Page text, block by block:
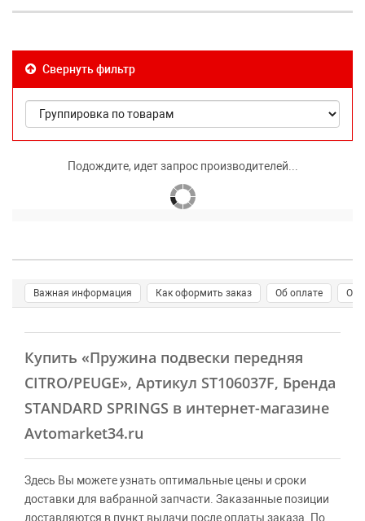
Свернуть фильтр
Подождите, идет запрос производителей...
Важная информация Как оформить заказ Об оплате О
Купить «Пружина подвески передняя
CITRO/PEUGE», Артикул ST106037F, Бренда
STANDARD SPRINGS в интернет-магазине
Avtomarket34.ru
Здесь Вы можете узнать оптимальные цены и сроки
доставки для вабранной запчасти. Заказанные позиции
доставляются в пункт выдачи после оплаты заказа. По